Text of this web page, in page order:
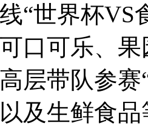
“世界杯VS
口可乐、
层带队参
及生鲜食